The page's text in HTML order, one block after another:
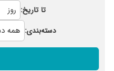
تا تاریخ:
دسته‌بندی: